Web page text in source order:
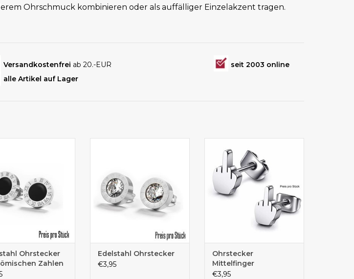
Ohrschmuck kombinieren oder als auffälliger Einzelakzent tragen.
Versandkostenfrei ab 20.-EUR
seit 2003 online
alle Artikel auf Lager
Ohrstecker
Zahlen
|
Edelstahl Ohrstecker
€3,95
Ohrstecker
Mittelfinger
(Stinkefinger) –
€3,95